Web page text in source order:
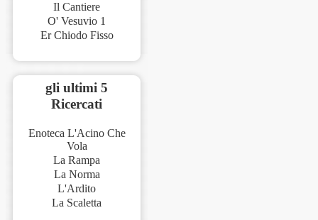
Il Cantiere
O' Vesuvio 1
Er Chiodo Fisso
gli ultimi 5
Ricercati
Enoteca L'Acino Che
Vola
La Rampa
La Norma
L'Ardito
La Scaletta